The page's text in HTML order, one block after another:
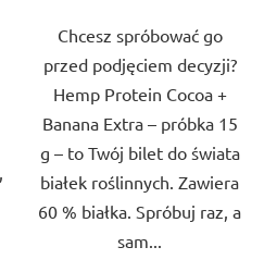
gwiazdek.
Chcesz spróbować go
przed podjęciem decyzji?
Hemp Protein Cocoa +
Banana Extra – próbka 15
g – to Twój bilet do świata
białek roślinnych. Zawiera
60 % białka. Spróbuj raz, a
sam...